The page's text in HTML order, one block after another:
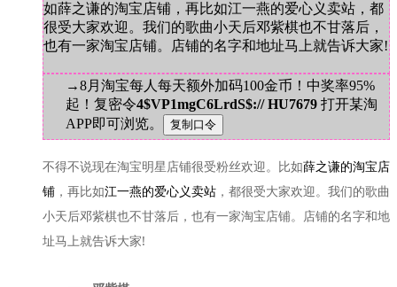
如薛之谦的淘宝店铺，再比如江一燕的爱心义卖站，都
很受大家欢迎。我们的歌曲小天后邓紫棋也不甘落后，
也有一家淘宝店铺。店铺的名字和地址马上就告诉大家!
→8月淘宝每人每天额外加码100金币！中奖率95%
起！复密令4$VP1mgC6LrdS$:// HU7679 打开某淘
APP即可浏览。
不得不说现在淘宝明星店铺很受粉丝欢迎。比如薛之谦的淘宝店
铺 ，再比如江一燕的爱心义卖站 ，都很受大家欢迎。我们的歌曲
小天后邓紫棋也不甘落后，也有一家淘宝店铺。店铺的名字和地
址马上就告诉大家!